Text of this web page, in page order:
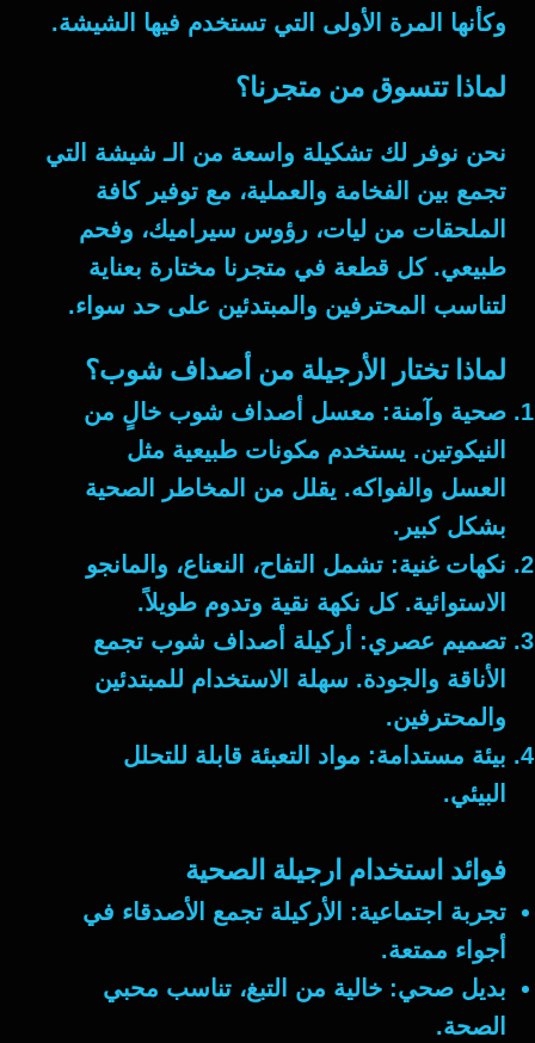
وكأنها المرة الأولى التي تستخدم فيها الشيشة.
لماذا تتسوق من متجرنا؟
نحن نوفر لك تشكيلة واسعة من الـ شيشة التي
تجمع بين الفخامة والعملية، مع توفير كافة
الملحقات من ليات، رؤوس سيراميك، وفحم
طبيعي. كل قطعة في متجرنا مختارة بعناية
لتناسب المحترفين والمبتدئين على حد سواء.
لماذا تختار الأرجيلة من أصداف شوب؟
صحية وآمنة: معسل أصداف شوب خالٍ من
النيكوتين. يستخدم مكونات طبيعية مثل
العسل والفواكه. يقلل من المخاطر الصحية
بشكل كبير.
نكهات غنية: تشمل التفاح، النعناع، والمانجو
الاستوائية. كل نكهة نقية وتدوم طويلاً.
تصميم عصري: أركيلة أصداف شوب تجمع
الأناقة والجودة. سهلة الاستخدام للمبتدئين
والمحترفين.
بيئة مستدامة: مواد التعبئة قابلة للتحلل
البيئي.
فوائد استخدام ارجيلة الصحية
تجربة اجتماعية: الأركيلة تجمع الأصدقاء في
أجواء ممتعة.
بديل صحي: خالية من التبغ، تناسب محبي
الصحة.